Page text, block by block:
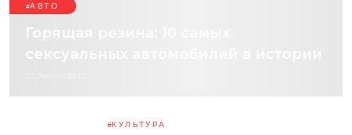
АВТО
Горящая резина: 10 самых
сексуальных автомобилей в истории
КУЛЬТУРА